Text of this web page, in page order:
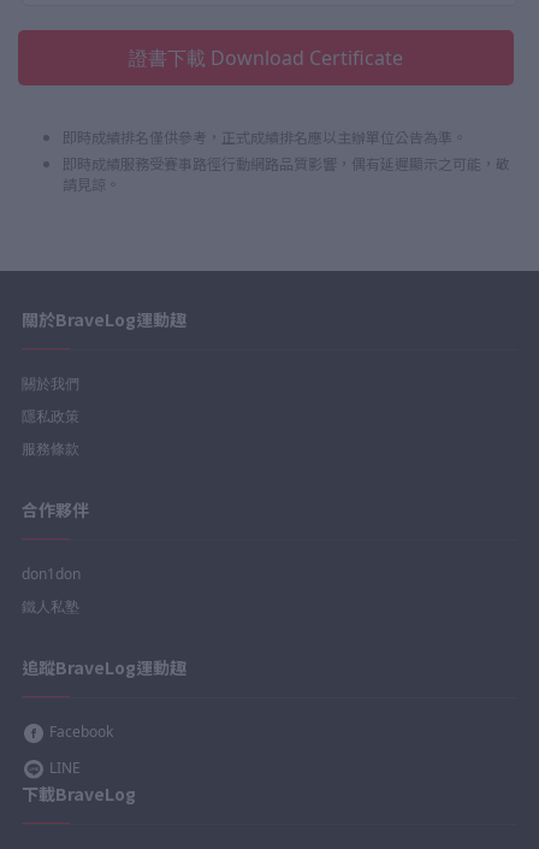
證書下載 Download Certificate
即時成績排名僅供參考，正式成績排名應以主辦單位公告為準。
即時成績服務受賽事路徑行動網路品質影響，偶有延遲顯示之可能，敬
請見諒。
關於BraveLog運動趣
關於我們
隱私政策
服務條款
合作夥伴
don1don
鐵人私塾
追蹤BraveLog運動趣
Facebook
LINE
下載BraveLog